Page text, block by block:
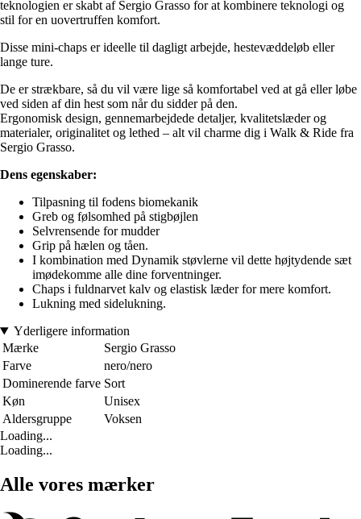
teknologien er skabt af Sergio Grasso for at kombinere teknologi og
stil for en uovertruffen komfort.
Disse mini-chaps er ideelle til dagligt arbejde, hestevæddeløb eller
lange ture.
De er strækbare, så du vil være lige så komfortabel ved at gå eller løbe
ved siden af din hest som når du sidder på den.
Ergonomisk design, gennemarbejdede detaljer, kvalitetslæder og
materialer, originalitet og lethed – alt vil charme dig i Walk & Ride fra
Sergio Grasso.
Dens egenskaber:
Tilpasning til fodens biomekanik
Greb og følsomhed på stigbøjlen
Selvrensende for mudder
Grip på hælen og tåen.
I kombination med Dynamik støvlerne vil dette højtydende sæt
imødekomme alle dine forventninger.
Chaps i fuldnarvet kalv og elastisk læder for mere komfort.
Lukning med sidelukning.
Yderligere information
Mærke
Sergio Grasso
Farve
nero/nero
Dominerende farve Sort
Køn
Unisex
Aldersgruppe
Voksen
Loading...
Loading...
Alle vores mærker